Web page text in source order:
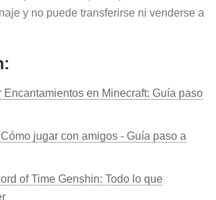
y no puede transferirse ni venderse a
en Minecraft: Guía paso
jugar con amigos - Guía paso a
of Time Genshin: Todo lo que